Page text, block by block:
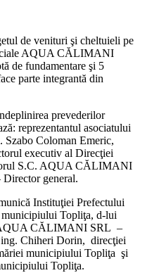
de venituri şi cheltuieli pe
AQUA CĂLIMANI
de fundamentare şi 5
parte integrantă din
prevederilor
reprezentantul asociatului
Szabo Coloman Emeric,
executiv al Direcţiei
S.C. AQUA CĂLIMANI
general.
Instituţiei Prefectului
Topliţa, d-lui
AQUA CĂLIMANI SRL –
Chiheri Dorin, direcţiei
municipiului Topliţa şi
Topliţa.